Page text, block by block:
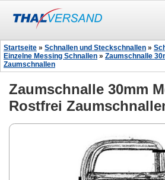
Startseite » Schnallen und Steckschnallen »
Einzelne Messing Schnallen » Zaumschnalle
Zaumschnallen
Zaumschnalle 30mm
Rostfrei